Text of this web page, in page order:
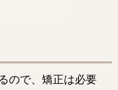
ので、矯正は必要